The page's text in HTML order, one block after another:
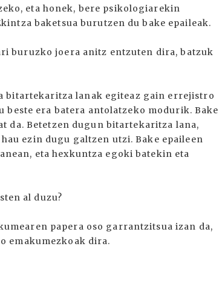
eta honek, bere psikologiarekin
baketsua burutzen du bake epaileak.
buruzko joera anitz entzuten dira, batzuk
bitartekaritza lanak egiteaz gain errejistro
era batera antolatzeko modurik. Bake
da. Betetzen dugun bitartekaritza lana,
ezin dugu galtzen utzi. Bake epaileen
eta hexkuntza egoki batekin eta
al duzu?
papera oso garrantzitsua izan da,
emakumezkoak dira.